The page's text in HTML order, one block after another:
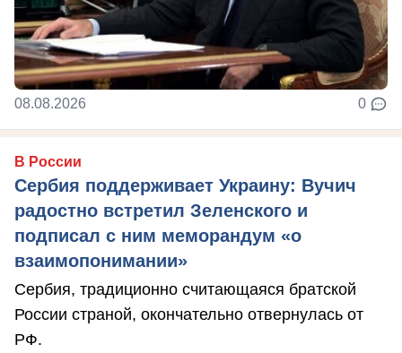
08.08.2026 0
В России
Сербия поддерживает Украину: Вучич
радостно встретил Зеленского и
подписал с ним меморандум «о
взаимопонимании»
Сербия, традиционно считающаяся братской
России страной, окончательно отвернулась от
РФ.